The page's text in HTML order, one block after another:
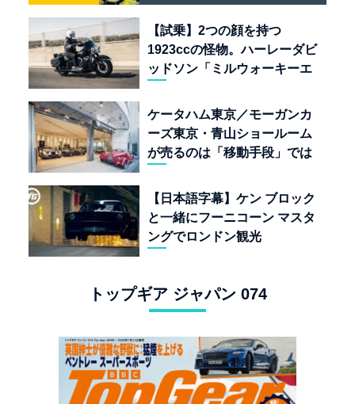
「BULLET 650」と“時間の
質”を愛する理由
【試乗】2つの顔を持つ
1923ccの怪物。ハーレーダビ
ッドソン「ミルウォーキーエ
ケータハム東京／モーガンカ
ーズ東京・青山ショールーム
が売るのは「移動手段」では
【日本語字幕】ケン ブロック
と一緒にフーニコーン マスタ
ングでロンドン観光
トップギア ジャパン 074